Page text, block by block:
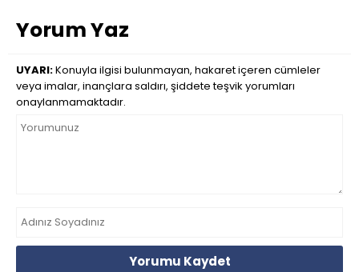
Yorum Yaz
UYARI:Konuyla ilgisi bulunmayan, hakaret içeren cümleler
veya imalar, inançlara saldırı, şiddete teşvik yorumları
onaylanmamaktadır.
Yorumu Kaydet